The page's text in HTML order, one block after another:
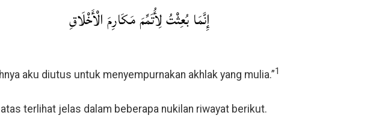
إِنَّمَا بُعِثْتُ لِأُتَمِّمَ مَكَارِمَ الْأَخْلَاقِ
aku diutus untuk menyempurnakan akhlak yang mulia.”1
terlihat jelas dalam beberapa nukilan riwayat berikut.